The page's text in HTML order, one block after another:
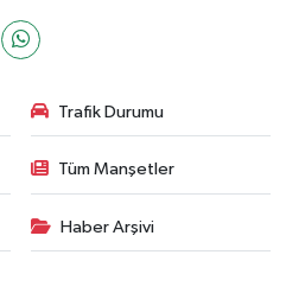
Trafik Durumu
Tüm Manşetler
Haber Arşivi